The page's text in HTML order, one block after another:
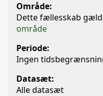
Område:
Dette fællesskab
område
Periode:
Ingen
Datasæt:
Alle datasæt